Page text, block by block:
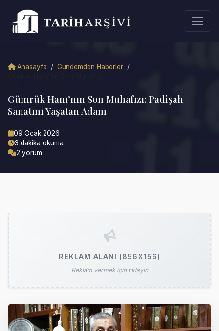
Anasayfa / Gündemden Haberler /
Gümrük Hanı’nın Son Muhafızı: Padişah
Sanatını Yaşatan Adam
09 Ocak 2026
3 dakika okuma
2 yorum
REKLAM ALANI (856X156)
Reklam vermek için tıklayın